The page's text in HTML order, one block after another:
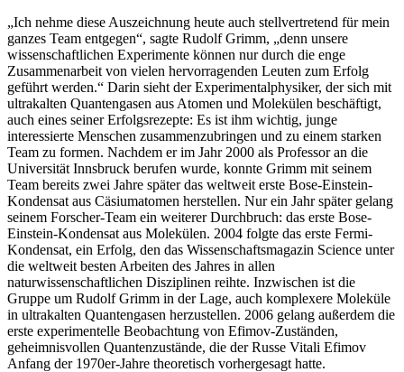
„Ich nehme diese Auszeichnung heute auch stellvertretend für mein
ganzes Team entgegen“, sagte Rudolf Grimm, „denn unsere
wissenschaftlichen Experimente können nur durch die enge
Zusammenarbeit von vielen hervorragenden Leuten zum Erfolg
geführt werden.“ Darin sieht der Experimentalphysiker, der sich mit
ultrakalten Quantengasen aus Atomen und Molekülen beschäftigt,
auch eines seiner Erfolgsrezepte: Es ist ihm wichtig, junge
interessierte Menschen zusammenzubringen und zu einem starken
Team zu formen. Nachdem er im Jahr 2000 als Professor an die
Universität Innsbruck berufen wurde, konnte Grimm mit seinem
Team bereits zwei Jahre später das weltweit erste Bose-Einstein-
Kondensat aus Cäsiumatomen herstellen. Nur ein Jahr später gelang
seinem Forscher-Team ein weiterer Durchbruch: das erste Bose-
Einstein-Kondensat aus Molekülen. 2004 folgte das erste Fermi-
Kondensat, ein Erfolg, den das Wissenschaftsmagazin Science unter
die weltweit besten Arbeiten des Jahres in allen
naturwissenschaftlichen Disziplinen reihte. Inzwischen ist die
Gruppe um Rudolf Grimm in der Lage, auch komplexere Moleküle
in ultrakalten Quantengasen herzustellen. 2006 gelang außerdem die
erste experimentelle Beobachtung von Efimov-Zuständen,
geheimnisvollen Quantenzustände, die der Russe Vitali Efimov
Anfang der 1970er-Jahre theoretisch vorhergesagt hatte.